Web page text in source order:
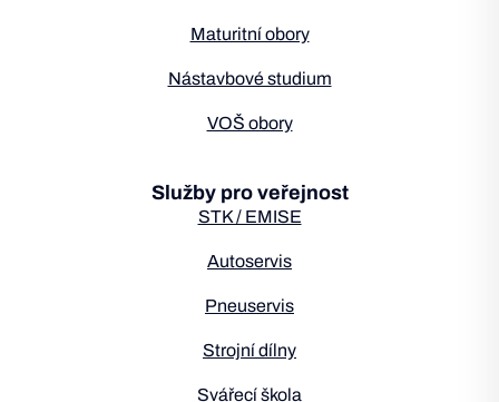
Maturitní obory
Nástavbové studium
VOŠ obory
Služby pro veřejnost
STK / EMISE
Autoservis
Pneuservis
Strojní dílny
Svářecí škola